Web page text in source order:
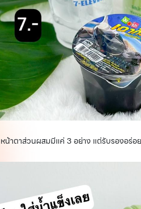
หน้าตาส่วนผสมมีแค่ 3 อย่าง แต่รับรองอร่อ